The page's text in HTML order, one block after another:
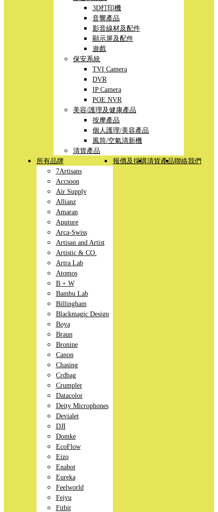
3D打印機
音響產品
影音線材及配件
顯示屏及配件
遊戲
保安系統
TVI Camera
DVR
IP Camera
POE NVR
美容/護理及健康產品
按摩產品
個人護理/美容產品
風筒/空氣清新機
清貨產品
所有品牌
7Artisans
Accsoon
Air Supply
Allianz
Amaran
Aputure
Arca-Swiss
Artisan and Artist
Artistic & CO.
Artra Lab
Atomos
B + W
Bambu Lab
Billingham
Blackmagic Design
Boya
Braun
Bronine
Canon
Chasing
Crdbag
Crumpler
Datacolor
Deity Microphones
Devialet
DJI
Domke
EcoFlow
Eizo
Enabot
Eureka
Feelworld
Feiyu
Fitbit
報價及採購清貨產品聯絡我們